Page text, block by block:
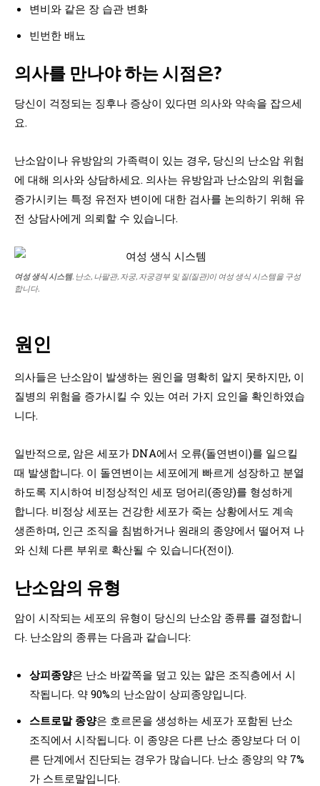
변비와 같은 장 습관 변화
빈번한 배뇨
의사를 만나야 하는 시점은?
당신이 걱정되는 징후나 증상이 있다면 의사와 약속을 잡으세
요.
난소암이나 유방암의 가족력이 있는 경우, 당신의 난소암 위험
에 대해 의사와 상담하세요. 의사는 유방암과 난소암의 위험을
증가시키는 특정 유전자 변이에 대한 검사를 논의하기 위해 유
전 상담사에게 의뢰할 수 있습니다.
여성 생식 시스템. 난소, 나팔관, 자궁, 자궁경부 및 질(질관)이 여성 생식 시스템을 구성
합니다.
원인
의사들은 난소암이 발생하는 원인을 명확히 알지 못하지만, 이
질병의 위험을 증가시킬 수 있는 여러 가지 요인을 확인하였습
니다.
일반적으로, 암은 세포가 DNA에서 오류(돌연변이)를 일으킬
때 발생합니다. 이 돌연변이는 세포에게 빠르게 성장하고 분열
하도록 지시하여 비정상적인 세포 덩어리(종양)를 형성하게
합니다. 비정상 세포는 건강한 세포가 죽는 상황에서도 계속
생존하며, 인근 조직을 침범하거나 원래의 종양에서 떨어져 나
와 신체 다른 부위로 확산될 수 있습니다(전이).
난소암의 유형
암이 시작되는 세포의 유형이 당신의 난소암 종류를 결정합니
다. 난소암의 종류는 다음과 같습니다:
상피종양은 난소 바깥쪽을 덮고 있는 얇은 조직층에서 시
작됩니다. 약 90%의 난소암이 상피종양입니다.
스트로말 종양은 호르몬을 생성하는 세포가 포함된 난소
조직에서 시작됩니다. 이 종양은 다른 난소 종양보다 더 이
른 단계에서 진단되는 경우가 많습니다. 난소 종양의 약 7%
가 스트로말입니다.